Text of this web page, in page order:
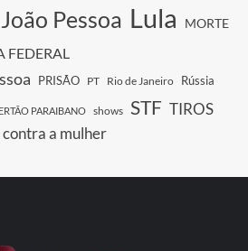
João Pessoa Lula MORTE
FEDERAL
PRISÃO PT Rio de Janeiro Rússia
PARAIBANO shows STF TIROS
a mulher